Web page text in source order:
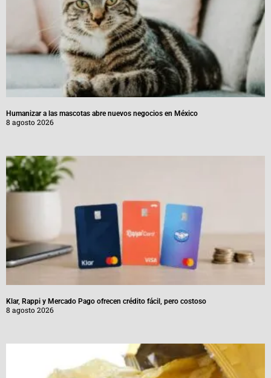
Humanizar a las mascotas abre nuevos negocios en México
8 agosto 2026
Klar, Rappi y Mercado Pago ofrecen crédito fácil, pero costoso
8 agosto 2026